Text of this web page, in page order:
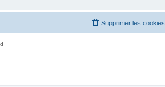
Supprimer les cookies